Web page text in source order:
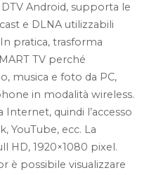
Android, supporta le
e DLNA utilizzabili
pratica, trasforma
TV perché
musica e foto da PC,
in modalità wireless.
quindi l’accesso
YouTube, ecc. La
HD, 1920×1080 pixel.
è possibile visualizzare